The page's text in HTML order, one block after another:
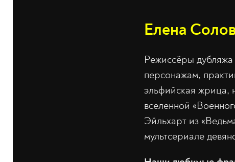
Елена
Режиссёры дубляжа
персонажам,
эльфийская жрица,
вселенной
Эйльхарт из
мультсериале